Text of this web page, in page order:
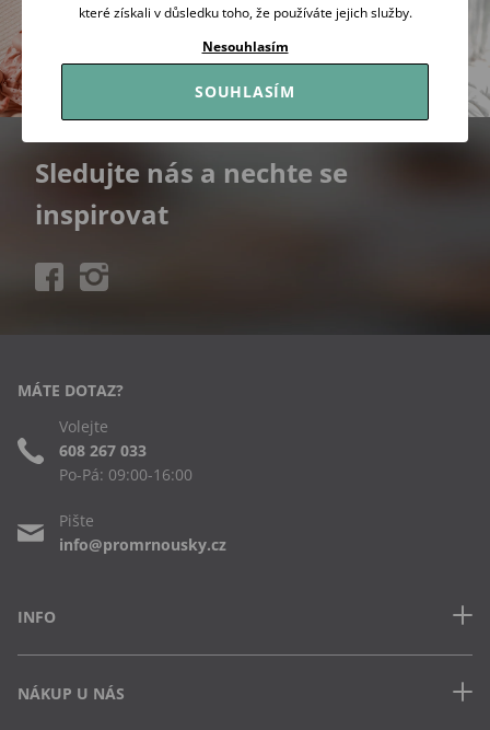
Sledujte nás a nechte se
inspirovat
INFO
Často kladené dotazy
NÁKUP U NÁS
MÁTE DOTAZ?
Volejte
608 267 033
Po-Pá: 09:00-16:00
Pište
info@promrnousky.cz
které získali v důsledku toho, že používáte jejich služby.
Nesouhlasím
SOUHLASÍM